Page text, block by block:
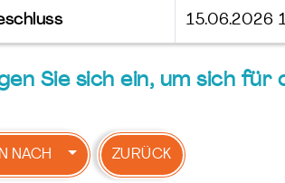
15.06.2026
Sie sich ein, um sich für
NACH ZURÜCK